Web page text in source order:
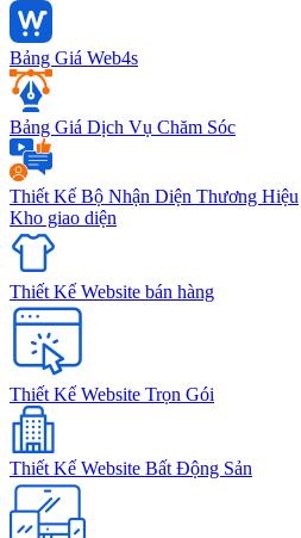
Bảng Giá Web4s
Bảng Giá Dịch Vụ Chăm Sóc
Thiết Kế Bộ Nhận Diện Thương Hiệu
Kho giao diện
Thiết Kế Website bán hàng
Thiết Kế Website Trọn Gói
Thiết Kế Website Bất Động Sản